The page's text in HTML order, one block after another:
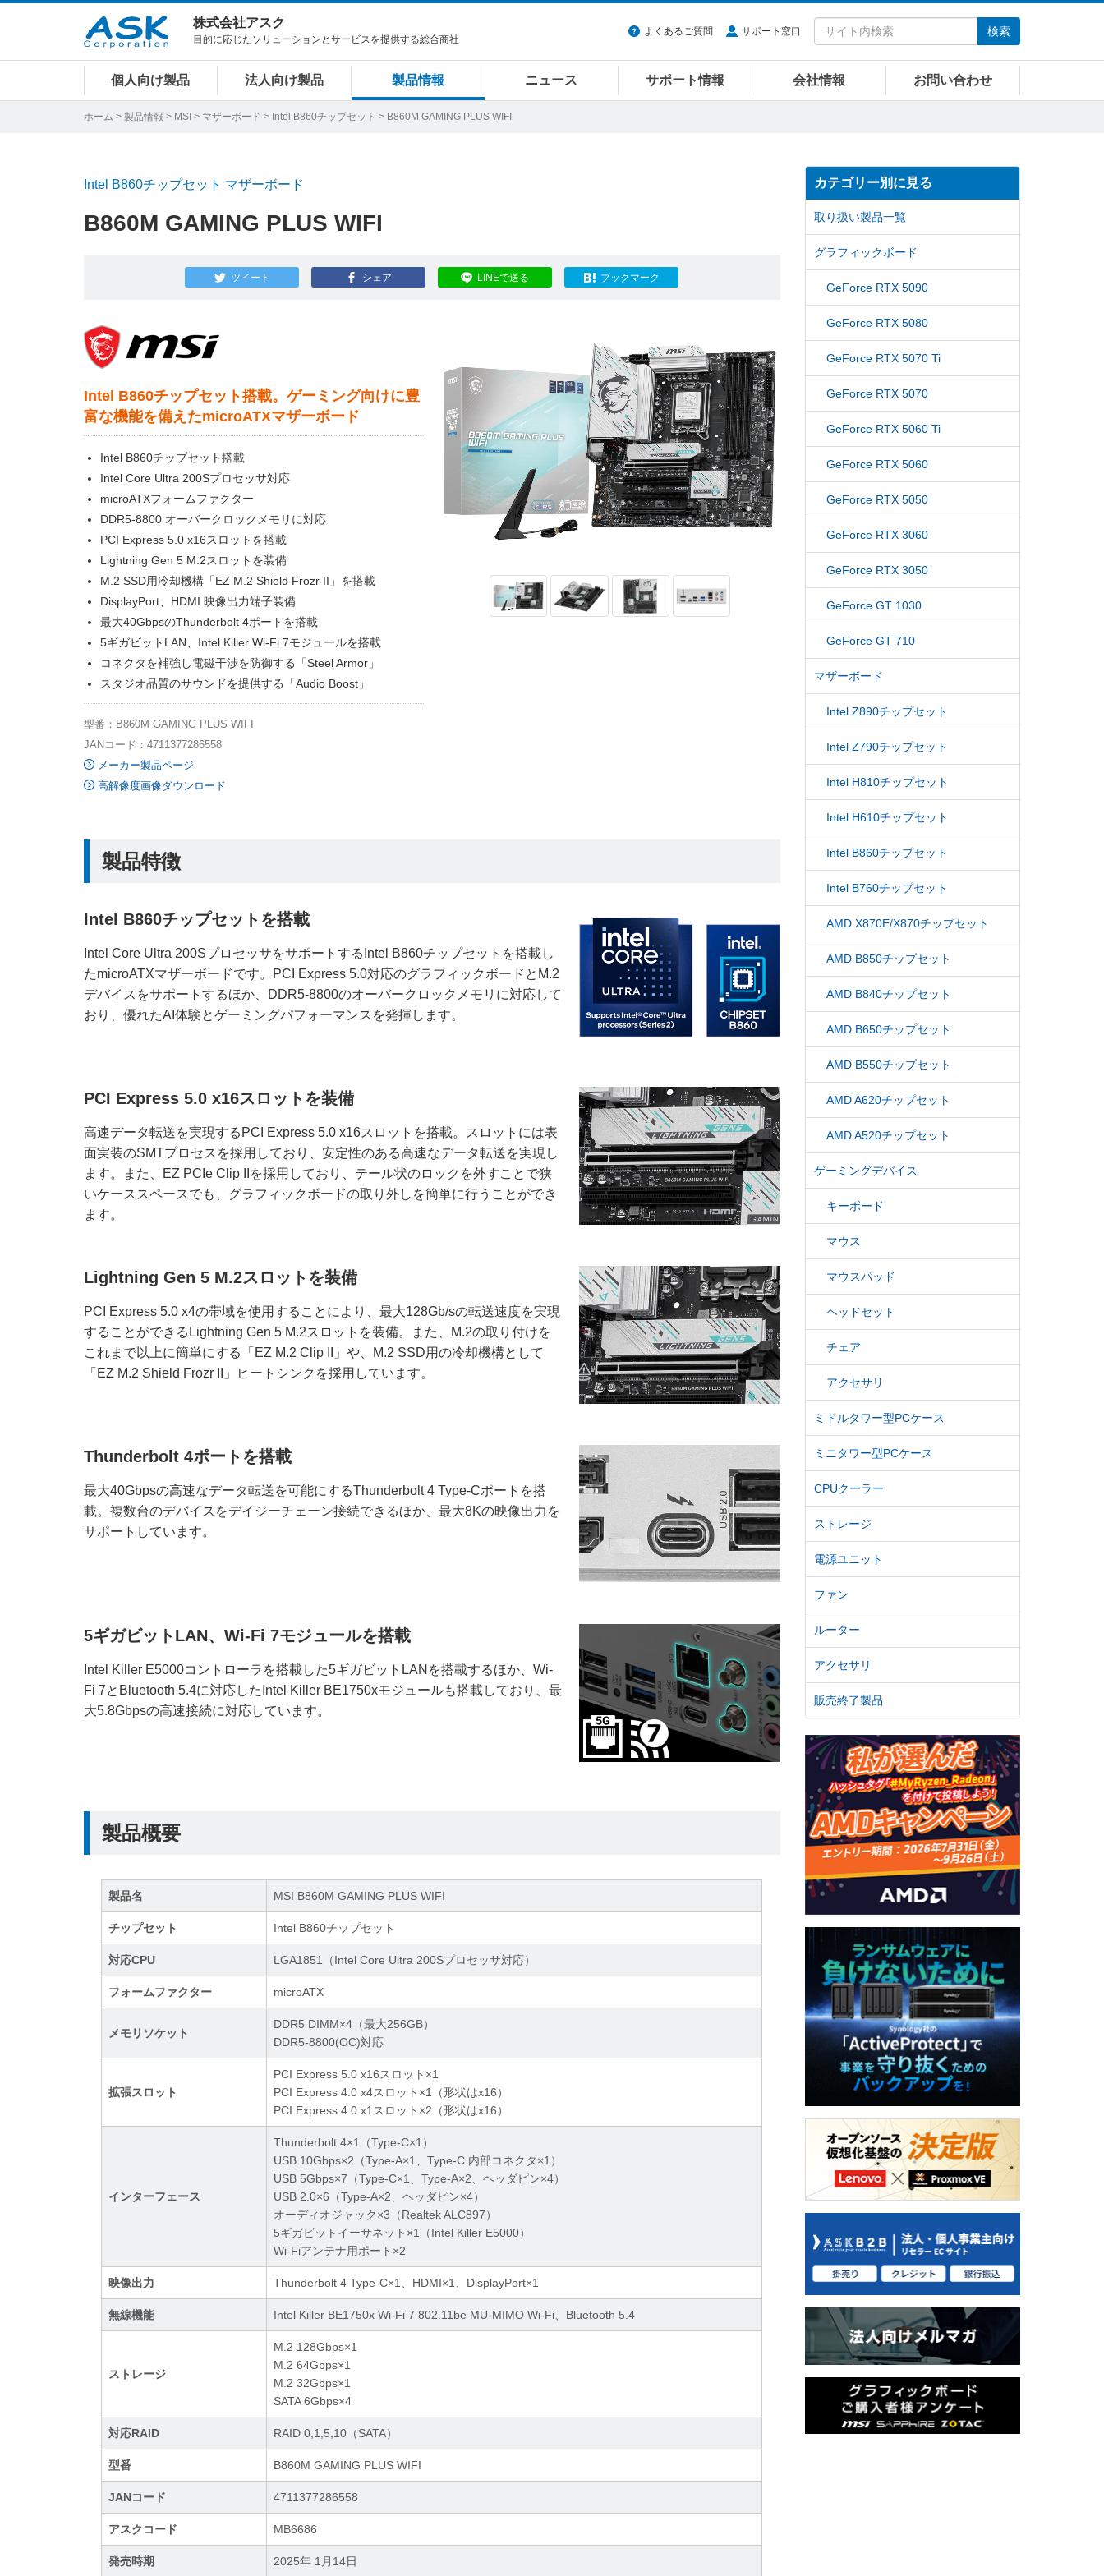
株式会社アスク
目的に応じたソリューションとサービスを提供する総合商社
よくあるご質問 サポート窓口 検索
個人向け製品 法人向け製品 製品情報 ニュース サポート情報 会社情報 お問い合わせ
ホーム > 製品情報 > MSI > マザーボード > Intel B860チップセット > B860M GAMING PLUS WIFI
Intel B860チップセット マザーボード
B860M GAMING PLUS WIFI
ツイート シェア LINEで送る ブックマーク
Intel B860チップセット搭載。ゲーミング向けに豊
富な機能を備えたmicroATXマザーボード
Intel B860チップセット搭載
Intel Core Ultra 200Sプロセッサ対応
microATXフォームファクター
DDR5-8800 オーバークロックメモリに対応
PCI Express 5.0 x16スロットを搭載
Lightning Gen 5 M.2スロットを装備
M.2 SSD用冷却機構「EZ M.2 Shield Frozr II」を搭載
DisplayPort、HDMI 映像出力端子装備
最大40GbpsのThunderbolt 4ポートを搭載
5ギガビットLAN、Intel Killer Wi-Fi 7モジュールを搭載
コネクタを補強し電磁干渉を防御する「Steel Armor」
スタジオ品質のサウンドを提供する「Audio Boost」
型番：B860M GAMING PLUS WIFI
JANコード：4711377286558
メーカー製品ページ
高解像度画像ダウンロード
製品特徴
Intel B860チップセットを搭載
Intel Core Ultra 200SプロセッサをサポートするIntel B860チップセットを搭載し
たmicroATXマザーボードです。PCI Express 5.0対応のグラフィックボードとM.2
デバイスをサポートするほか、DDR5-8800のオーバークロックメモリに対応して
おり、優れたAI体験とゲーミングパフォーマンスを発揮します。
PCI Express 5.0 x16スロットを装備
高速データ転送を実現するPCI Express 5.0 x16スロットを搭載。スロットには表
面実装のSMTプロセスを採用しており、安定性のある高速なデータ転送を実現し
ます。また、EZ PCIe Clip IIを採用しており、テール状のロックを外すことで狭
いケーススペースでも、グラフィックボードの取り外しを簡単に行うことができ
ます。
Lightning Gen 5 M.2スロットを装備
PCI Express 5.0 x4の帯域を使用することにより、最大128Gb/sの転送速度を実現
することができるLightning Gen 5 M.2スロットを装備。また、M.2の取り付けを
これまで以上に簡単にする「EZ M.2 Clip II」や、M.2 SSD用の冷却機構として
「EZ M.2 Shield Frozr II」ヒートシンクを採用しています。
Thunderbolt 4ポートを搭載
最大40Gbpsの高速なデータ転送を可能にするThunderbolt 4 Type-Cポートを搭
載。複数台のデバイスをデイジーチェーン接続できるほか、最大8Kの映像出力を
サポートしています。
5ギガビットLAN、Wi-Fi 7モジュールを搭載
Intel Killer E5000コントローラを搭載した5ギガビットLANを搭載するほか、Wi-
Fi 7とBluetooth 5.4に対応したIntel Killer BE1750xモジュールも搭載しており、最
大5.8Gbpsの高速接続に対応しています。
製品概要
製品名 MSI B860M GAMING PLUS WIFI
チップセット Intel B860チップセット
対応CPU LGA1851（Intel Core Ultra 200Sプロセッサ対応）
フォームファクター microATX
メモリソケット
DDR5 DIMM×4（最大256GB）
DDR5-8800(OC)対応
拡張スロット
PCI Express 5.0 x16スロット×1
PCI Express 4.0 x4スロット×1（形状はx16）
PCI Express 4.0 x1スロット×2（形状はx16）
インターフェース
Thunderbolt 4×1（Type-C×1）
USB 10Gbps×2（Type-A×1、Type-C 内部コネクタ×1）
USB 5Gbps×7（Type-C×1、Type-A×2、ヘッダピン×4）
USB 2.0×6（Type-A×2、ヘッダピン×4）
オーディオジャック×3（Realtek ALC897）
5ギガビットイーサネット×1（Intel Killer E5000）
Wi-Fiアンテナ用ポート×2
映像出力 Thunderbolt 4 Type-C×1、HDMI×1、DisplayPort×1
無線機能 Intel Killer BE1750x Wi-Fi 7 802.11be MU-MIMO Wi-Fi、Bluetooth 5.4
ストレージ
M.2 128Gbps×1
M.2 64Gbps×1
M.2 32Gbps×1
SATA 6Gbps×4
対応RAID RAID 0,1,5,10（SATA）
型番 B860M GAMING PLUS WIFI
JANコード 4711377286558
アスクコード MB6686
発売時期 2025年 1月14日
カテゴリー別に見る
取り扱い製品一覧
グラフィックボード
GeForce RTX 5090
GeForce RTX 5080
GeForce RTX 5070 Ti
GeForce RTX 5070
GeForce RTX 5060 Ti
GeForce RTX 5060
GeForce RTX 5050
GeForce RTX 3060
GeForce RTX 3050
GeForce GT 1030
GeForce GT 710
マザーボード
Intel Z890チップセット
Intel Z790チップセット
Intel H810チップセット
Intel H610チップセット
Intel B860チップセット
Intel B760チップセット
AMD X870E/X870チップセット
AMD B850チップセット
AMD B840チップセット
AMD B650チップセット
AMD B550チップセット
AMD A620チップセット
AMD A520チップセット
ゲーミングデバイス
キーボード
マウス
マウスパッド
ヘッドセット
チェア
アクセサリ
ミドルタワー型PCケース
ミニタワー型PCケース
CPUクーラー
ストレージ
電源ユニット
ファン
ルーター
アクセサリ
販売終了製品